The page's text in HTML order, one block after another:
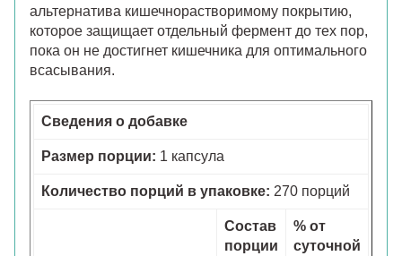
альтернатива кишечнорастворимому покрытию,
которое защищает отдельный фермент до тех пор,
пока он не достигнет кишечника для оптимального
всасывания.
Сведения о добавке
Размер порции: 1 капсула
Количество порций в упаковке: 270 порций
Состав
порции
% от
суточной